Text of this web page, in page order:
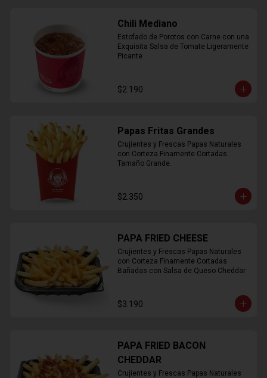
Chili Mediano
Estofado de Porotos con Carne con una
Exquisita Salsa de Tomate Ligeramente
Picante
$2.190
Papas Fritas Grandes
Crujientes y Frescas Papas Naturales
con Corteza Finamente Cortadas
Tamaño Grande.
$2.350
PAPA FRIED CHEESE
Crujientes y Frescas Papas Naturales
con Corteza Finamente Cortadas
Bañadas con Salsa de Queso Cheddar
$3.190
PAPA FRIED BACON
CHEDDAR
Crujientes y Frescas Papas Naturales